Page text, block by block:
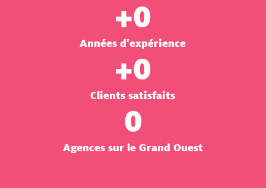
Années d'expérience
+0
Clients satisfaits
+0
Agences sur le Grand Ouest
0